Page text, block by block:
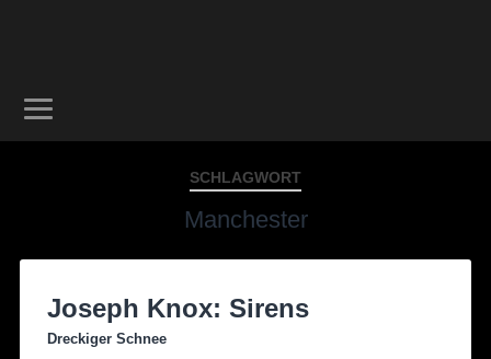
SCHLAGWORT
Manchester
Joseph Knox: Sirens
Dreckiger Schnee